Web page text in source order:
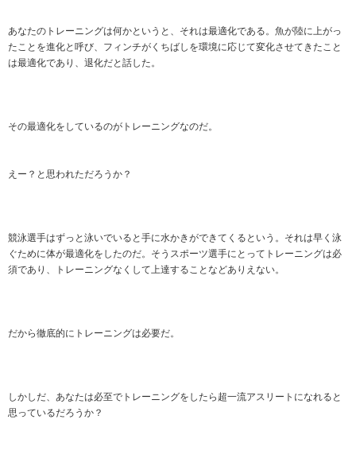
あなたのトレーニングは何かというと、それは最適化である。魚が陸に上がっ
たことを進化と呼び、フィンチがくちばしを環境に応じて変化させてきたこと
は最適化であり、退化だと話した。
その最適化をしているのがトレーニングなのだ。
えー？と思われただろうか？
競泳選手はずっと泳いでいると手に水かきができてくるという。それは早く泳
ぐために体が最適化をしたのだ。そうスポーツ選手にとってトレーニングは必
須であり、トレーニングなくして上達することなどありえない。
だから徹底的にトレーニングは必要だ。
しかしだ、あなたは必至でトレーニングをしたら超一流アスリートになれると
思っているだろうか？